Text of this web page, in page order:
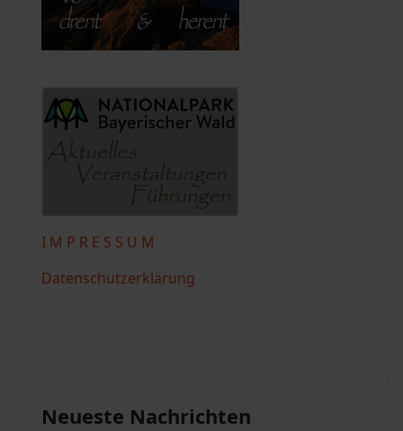
I M P R E S S U M
Datenschutzerklärung
Neueste Nachrichten